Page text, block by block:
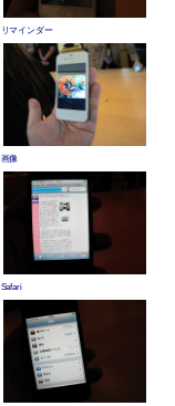
リマインダー
画像
Safari